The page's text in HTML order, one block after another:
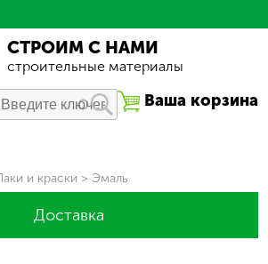
СТРОИМ С НАМИ
строительные материалы
Ваша корзина
и краски > Эмаль
Доставка